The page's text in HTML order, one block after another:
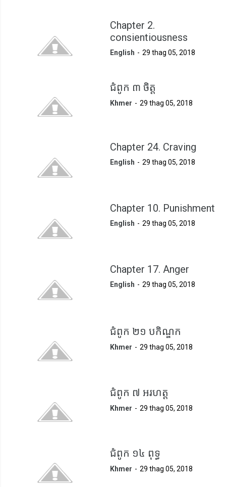
Chapter 2.
consientiousness
English 29 thag 05, 2018
ជំពូក ៣ ចិត្ត
Khmer 29 thag 05, 2018
Chapter 24. Craving
English 29 thag 05, 2018
Chapter 10. Punishment
English 29 thag 05, 2018
Chapter 17. Anger
English 29 thag 05, 2018
ជំពូក ២១ បកិណ្ឌក
Khmer 29 thag 05, 2018
ជំពូក ៧ អរហត្ត
Khmer 29 thag 05, 2018
ជំពូក ១៤ ពុទ្ធ
Khmer 29 thag 05, 2018